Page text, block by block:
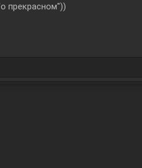
прекрасном"))